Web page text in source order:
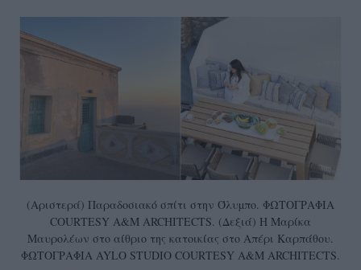
(Αριστερά) Παραδοσιακό σπίτι στην Όλυµπο. ΦΩΤΟΓΡΑΦΙΑ
COURTESY A&M ARCHITECTS. (Δεξιά) Η Μαρίκα
Μαυρολέων στο αίθριο της κατοικίας στο Απέρι Καρπάθου.
ΦΩΤΟΓΡΑΦΙΑ AYLO STUDIO COURTESY A&M ARCHITECTS.